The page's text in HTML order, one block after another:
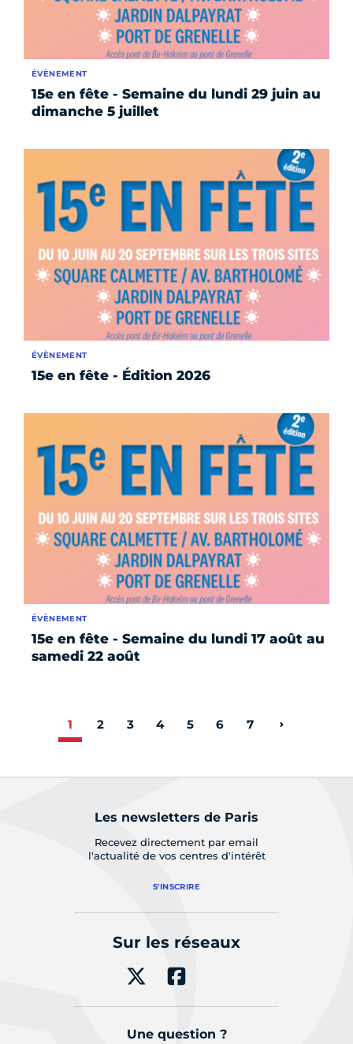
15e en fête - Semaine du lundi 29 juin au
dimanche 5 juillet
ÉVÈNEMENT
15e en fête - Édition 2026
ÉVÈNEMENT
15e en fête - Semaine du lundi 17 août au
samedi 22 août
ÉVÈNEMENT
1 2 3 4 5 6 7 Page
Les newsletters de Paris
Recevez directement par email
l'actualité de vos centres d'intérêt
S'INSCRIRE
Sur les réseaux
Une question ?